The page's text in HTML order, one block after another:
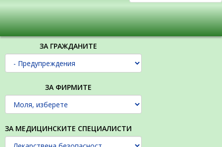
ЗА ГРАЖДАНИТЕ
ЗА ФИРМИТЕ
ЗА МЕДИЦИНСКИТЕ СПЕЦИАЛИСТИ